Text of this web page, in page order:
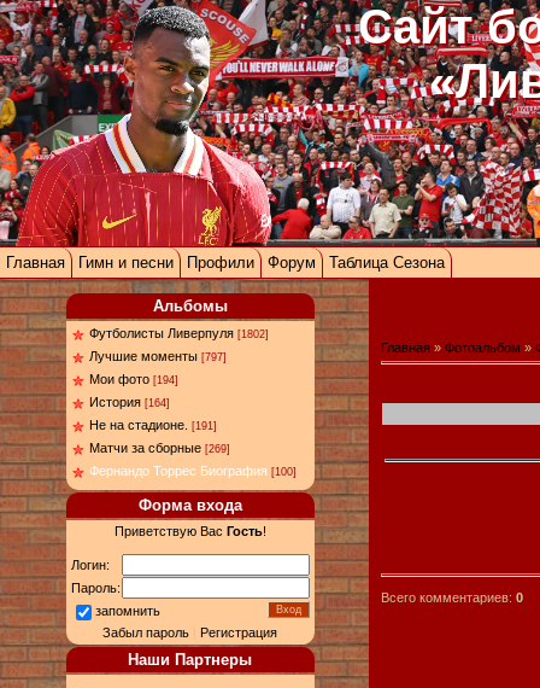
Сайт
Главная Гимн и песни Профили Форум Таблица Сезона
Альбомы
Футболисты Ливерпуля [1802]
Лучшие моменты [797]
Мои фото [194]
История [164]
Не на стадионе. [191]
Матчи за сборные [269]
Фернандо Торрес Биография [100]
Форма входа
Приветствую Вас Гость!
Логин:
Пароль:
запомнить
Забыл пароль |Регистрация
Наши Партнеры
Главная » Фотоальбом »
Всего комментариев: 0